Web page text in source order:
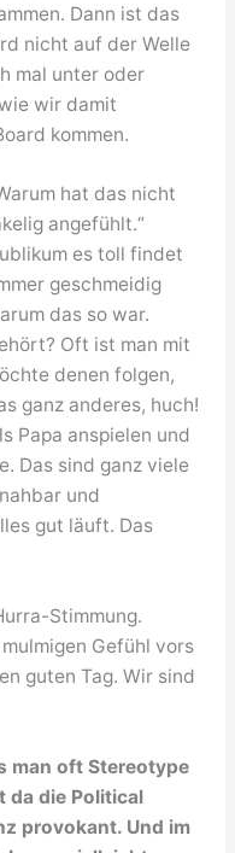
Dann ist das
nicht auf der Welle
mal unter oder
wir damit
kommen.
hat das nicht
angefühlt.“
es toll findet
geschmeidig
das so war.
Oft ist man mit
denen folgen,
ganz anderes, huch!
Papa anspielen und
Das sind ganz viele
und
gut läuft. Das
Stimmung.
Gefühl vors
guten Tag. Wir sind
man oft Stereotype
da die Political
provokant. Und im